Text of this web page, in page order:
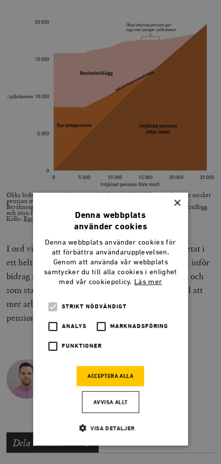
Olika bidrag som staplas på varandra försvagar kopplingen mellan hur mycket
pension man tjänat in till och hur mycket pengar man får i plånboken.
Beräkningarna gäller för en ensamstående pensionär med fullt bostadstillägg
och utan tjänstepension.
Källa:Egna beräkningar
I ord vill regeringen att det ska löna sig att ha arbetat i
ett helt liv. Men i handling gör den alltså tvärtom: inför
bidrag som gör det mindre lönsamt att ha arbetat, och
som staplade på varandra till och med kan leda till att
mer arbete ger mindre pengar i plånboken som
pensionär.
JACOB LUNDBERG
Dela artikeln
×
Denna webbplats
använder cookies
Denna webbplats använder cookies för
att förbättra användarupplevelsen.
Genom att använda vår webbplats
samtycker du till alla cookies i enlighet
med vår cookiepolicy. Läs mer
STRIKT NÖDVÄNDIGT
ANALYS MARKNADSFÖRING
FUNKTIONER
ACCEPTERA ALLA
AVVISA ALLT
VISA DETALJER